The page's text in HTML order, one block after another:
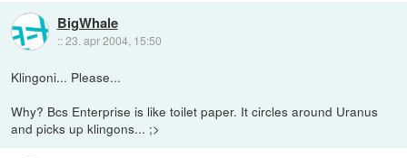
BigWhale
::23. apr 2004, 15:50
Klingoni... Please...
Why? Bcs Enterprise is like toilet paper. It circles around Uranus
and picks up klingons... ;>